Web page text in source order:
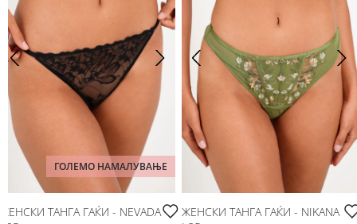
ГОЛЕМО НАМАЛУВАЊЕ
ЖЕНСКИ ТАНГА ГАЌИ - NEVADA
ЖЕНСКИ ТАНГА ГАЌИ - NIKANA